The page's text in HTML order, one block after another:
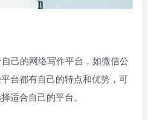
己的网络写作平台，如微信公
台都有自己的特点和优势，可
适合自己的平台。